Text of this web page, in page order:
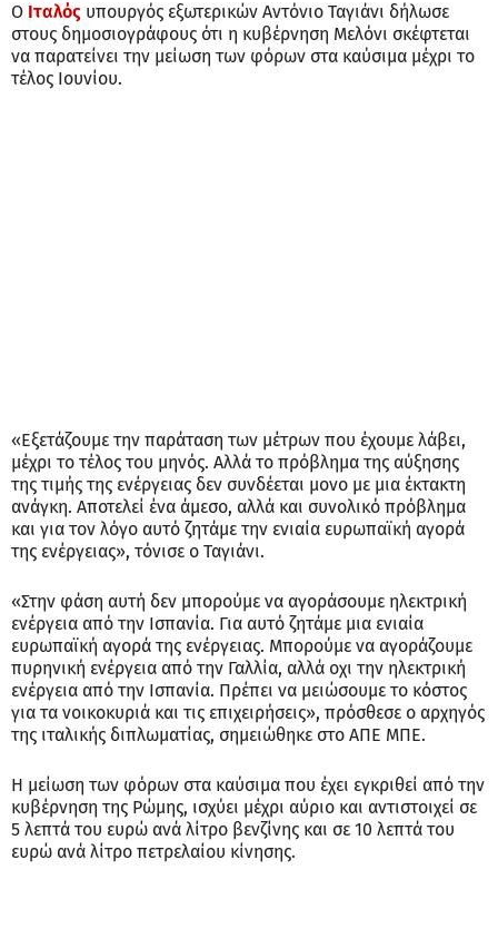
Ο Ιταλός υπουργός εξωτερικών Αντόνιο Ταγιάνι δήλωσε
στους δημοσιογράφους ότι η κυβέρνηση Μελόνι σκέφτεται
να παρατείνει την μείωση των φόρων στα καύσιμα μέχρι το
τέλος Ιουνίου.
«Εξετάζουμε την παράταση των μέτρων που έχουμε λάβει,
μέχρι το τέλος του μηνός. Αλλά το πρόβλημα της αύξησης
της τιμής της ενέργειας δεν συνδέεται μονο με μια έκτακτη
ανάγκη. Αποτελεί ένα άμεσο, αλλά και συνολικό πρόβλημα
και για τον λόγο αυτό ζητάμε την ενιαία ευρωπαϊκή αγορά
της ενέργειας», τόνισε ο Ταγιάνι.
«Στην φάση αυτή δεν μπορούμε να αγοράσουμε ηλεκτρική
ενέργεια από την Ισπανία. Για αυτό ζητάμε μια ενιαία
ευρωπαϊκή αγορά της ενέργειας. Μπορούμε να αγοράζουμε
πυρηνική ενέργεια από την Γαλλία, αλλά οχι την ηλεκτρική
ενέργεια από την Ισπανία. Πρέπει να μειώσουμε το κόστος
για τα νοικοκυριά και τις επιχειρήσεις», πρόσθεσε ο αρχηγός
της ιταλικής διπλωματίας, σημειώθηκε στο ΑΠΕ ΜΠΕ.
Η μείωση των φόρων στα καύσιμα που έχει εγκριθεί από την
κυβέρνηση της Ρώμης, ισχύει μέχρι αύριο και αντιστοιχεί σε
5 λεπτά του ευρώ ανά λίτρο βενζίνης και σε 10 λεπτά του
ευρώ ανά λίτρο πετρελαίου κίνησης.